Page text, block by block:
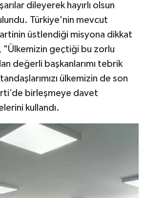
dileyerek hayırlı olsun
Türkiye'nin mevcut
üstlendiği misyona dikkat
"Ülkemizin geçtiği bu zorlu
değerli başkanlarımı tebrik
ülkemizin de son
birleşmeye davet
kullandı.